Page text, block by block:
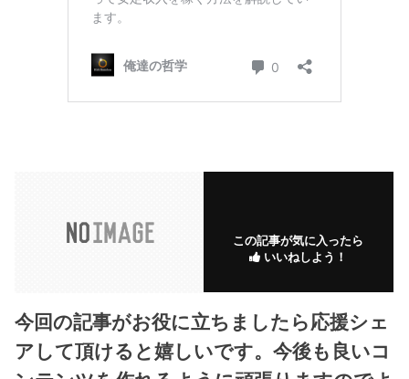
この記事が気に入ったら
いいねしよう！
今回の記事がお役に立ちましたら応援シェ
アして頂けると嬉しいです。今後も良いコ